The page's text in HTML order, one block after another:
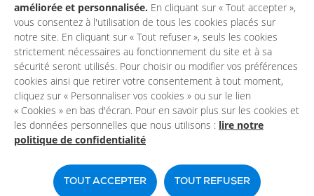
Un site du
améliorée et personnalisée. En cliquant sur « Tout accepter »,
vous consentez à l'utilisation de tous les cookies placés sur
notre site. En cliquant sur « Tout refuser », seuls les cookies
strictement nécessaires au fonctionnement du site et à sa
sécurité seront utilisés. Pour choisir ou modifier vos préférences
cookies ainsi que retirer votre consentement à tout moment,
cliquez sur « Personnaliser vos cookies » ou sur le lien
« Cookies » en bas d'écran. Pour en savoir plus sur les cookies et
les données personnelles que nous utilisons : lire notre
politique de confidentialité
TOUT ACCEPTER TOUT REFUSER